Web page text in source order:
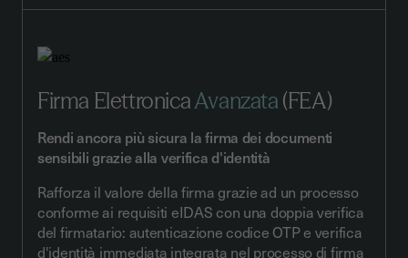
Firma ElettronicaAvanzata (FEA)
Rendi ancora più sicura la firma dei documenti
sensibili grazie alla verifica d'identità
Rafforza il valore della firma grazie ad un processo
conforme ai requisiti eIDAS con una doppia verifica
del firmatario: autenticazione codice OTP e verifica
d'identità immediata integrata nel processo di firma